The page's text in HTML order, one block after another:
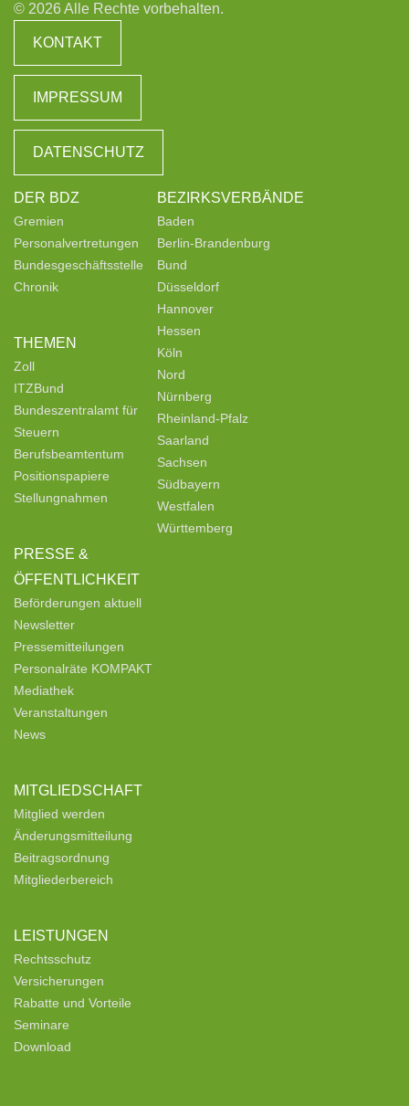
© 2026 Alle Rechte vorbehalten.
KONTAKT
IMPRESSUM
DATENSCHUTZ
DER BDZ
Gremien
Personalvertretungen
Bundesgeschäftsstelle
Chronik
THEMEN
Zoll
ITZBund
Bundeszentralamt für
Steuern
Berufsbeamtentum
Positionspapiere
Stellungnahmen
PRESSE &
ÖFFENTLICHKEIT
Beförderungen aktuell
Newsletter
Pressemitteilungen
Personalräte KOMPAKT
Mediathek
Veranstaltungen
News
MITGLIEDSCHAFT
Mitglied werden
Änderungsmitteilung
Beitragsordnung
Mitgliederbereich
LEISTUNGEN
Rechtsschutz
Versicherungen
Rabatte und Vorteile
Seminare
Download
BEZIRKSVERBÄNDE
Baden
Berlin-Brandenburg
Bund
Düsseldorf
Hannover
Hessen
Köln
Nord
Nürnberg
Rheinland-Pfalz
Saarland
Sachsen
Südbayern
Westfalen
Württemberg